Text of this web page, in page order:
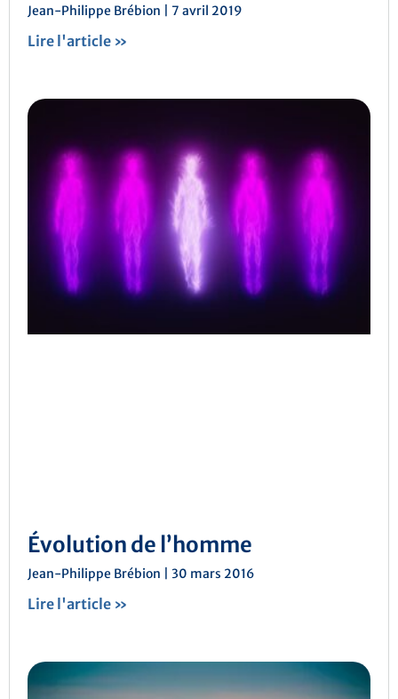
Jean-Philippe Brébion 7 avril 2019
Lire l'article »
Évolution de l’homme
Jean-Philippe Brébion 30 mars 2016
Lire l'article »